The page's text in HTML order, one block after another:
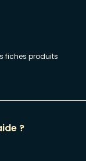
fiches produits
?